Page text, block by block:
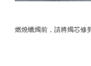
燃燒蠟燭前，請將燭芯修